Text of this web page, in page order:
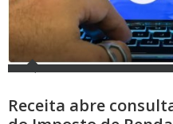
Receita abre